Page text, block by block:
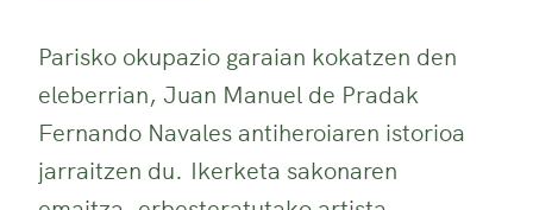
Parisko okupazio garaian kokatzen den
eleberrian, Juan Manuel de Pradak
Fernando Navales antiheroiaren istorioa
jarraitzen du. Ikerketa sakonaren